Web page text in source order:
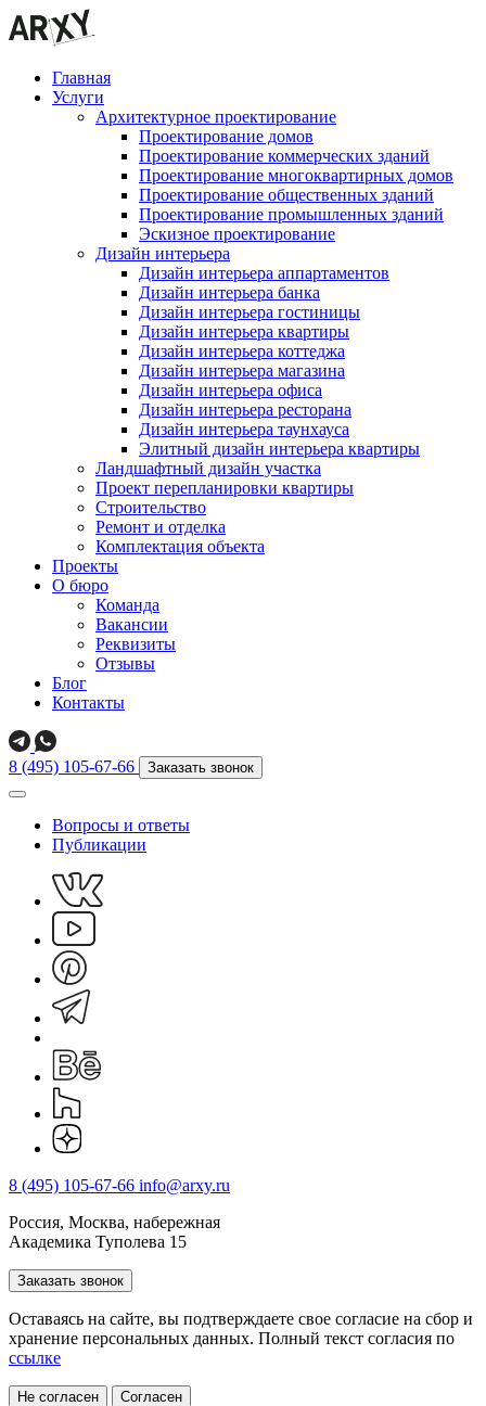
Главная
Услуги
Архитектурное проектирование
Проектирование домов
Проектирование коммерческих зданий
Проектирование многоквартирных домов
Проектирование общественных зданий
Проектирование промышленных зданий
Эскизное проектирование
Дизайн интерьера
Дизайн интерьера аппартаментов
Дизайн интерьера банка
Дизайн интерьера гостиницы
Дизайн интерьера квартиры
Дизайн интерьера коттеджа
Дизайн интерьера магазина
Дизайн интерьера офиса
Дизайн интерьера ресторана
Дизайн интерьера таунхауса
Элитный дизайн интерьера квартиры
Ландшафтный дизайн участка
Проект перепланировки квартиры
Строительство
Ремонт и отделка
Комплектация объекта
Проекты
О бюро
Команда
Вакансии
Реквизиты
Отзывы
Блог
Контакты
8 (495) 105-67-66 Заказать звонок
Вопросы и ответы
Публикации
8 (495) 105-67-66 info@arxy.ru
Россия, Москва, набережная
Академика Туполева 15
Заказать звонок
Оставаясь на сайте, вы подтверждаете свое согласие на cбор и
хранение персональных данных. Полный текст согласия по
ссылке
Не согласен Согласен